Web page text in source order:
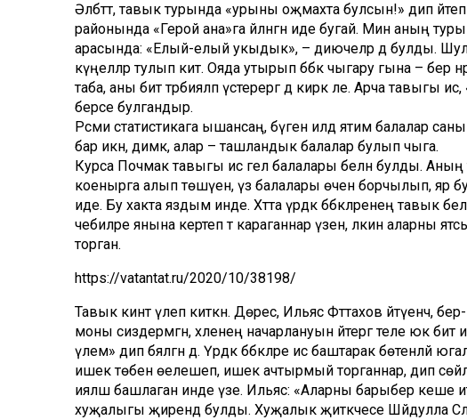
Әлбәттә, тавык турында «урыны оҗмахта булсын!» дип
районында «Герой ана»га әйләнгән иде бугай. Мин аның
арасында: «Елый-елый укыдык», – диючеләр дә булды. Шул
күңелләр тулып китә. Ояда утырып бәбкә чыгару гына – бер
таба, аны бит тәрбияләп үстерергә дә кирәк әле. Арча тавыгы
берсе булгандыр.
Рәсми статистикага ышансаң, бүген илдә ятим балалар
бар икән, димәк, алар – ташландык балалар булып чыга.
Курса Почмак тавыгы исә гел балалары белән булды. Аның
коенырга алып төшүен, үз балалары өчен борчылып, яр
иде. Бу хакта яздым инде. Хәтта үрдәк бәбкәләренең тавык
чебиләре янына кертеп тә караганнар үзен, ләкин аларны
торган.
https://vatantat.ru/2020/10/38198/
Тавык кинәт үлеп киткән. Дөрес, Ильяс Фәттахов әйтүенчә,
моны сиздермәгән, хәленең начарлануын әйтергә теле юк
үлем» дип бәяләгән дә. Үрдәк бәбкәләре исә баштарак
ишек төбенә өелешеп, ишек ачтырмый торганнар, дип
ияләшә башлаган инде үзе. Ильяс: «Аларны барыбер кеше
хуҗалыгы җирендә булды. Хуҗалык җитәкчесе Шәйдулла